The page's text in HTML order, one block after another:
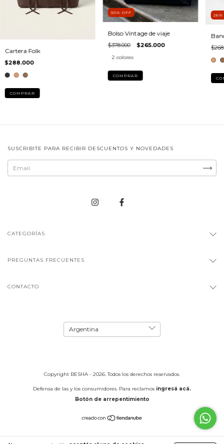
Cartera Folk
$288.000
COMPRAR
30%OFF
Bolso Vintage de viaje
$378.000 $265.000
2 colores
COMPRAR
26
SUSCRIBITE PARA RECIBIR DESCUENTOS Y NOVEDADES
CATEGORÍAS
PREGUNTAS FRECUENTES
CONTACTO
Copyright BESHA - 2026. Todos los derechos reservados.
Defensa de las y los consumidores. Para reclamos ingresá acá.
Botón de arrepentimiento